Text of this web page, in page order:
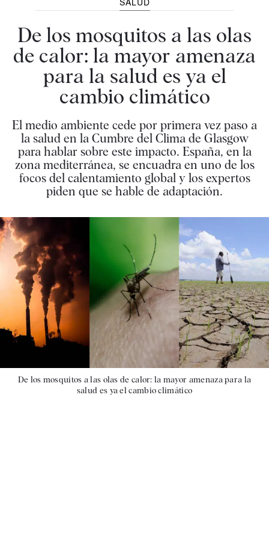
De los mosquitos a las olas
de calor: la mayor amenaza
para la salud es ya el
cambio climático
El medio ambiente cede por primera vez paso a
la salud en la Cumbre del Clima de Glasgow
para hablar sobre este impacto. España, en la
zona mediterránea, se encuadra en uno de los
focos del calentamiento global y los expertos
piden que se hable de adaptación.
De los mosquitos a las olas de calor: la mayor amenaza para la
salud es ya el cambio climático